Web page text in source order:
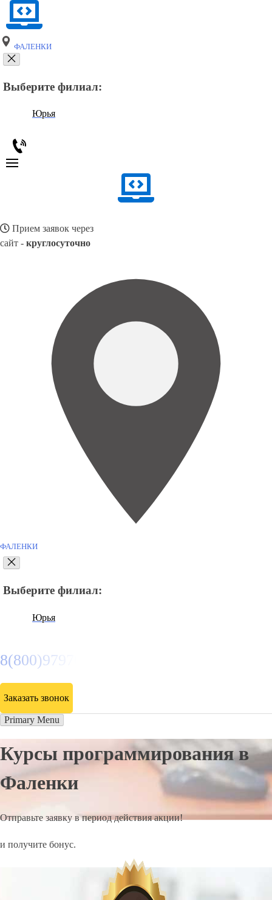
ФАЛЕНКИ
Выберите филиал:
Юрья
Прием заявок через
сайт - круглосуточно
ФАЛЕНКИ
Выберите филиал:
Юрья
8(800)9797043
Заказать звонок
Primary Menu
Курсы программирования в
Фаленки
Отправьте заявку в период действия акции!
и получите бонус.